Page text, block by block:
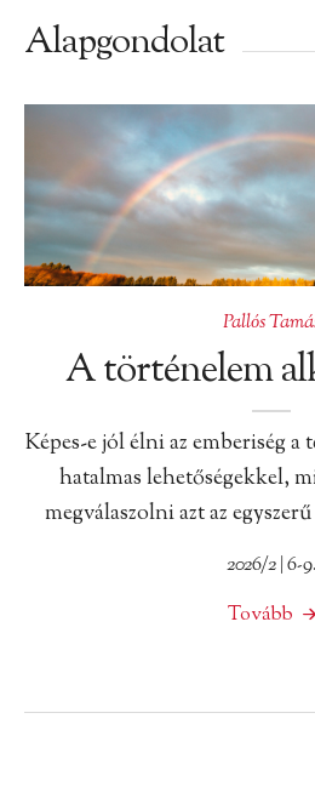
Alapgondolat
Pallós
A történelem
Képes-e jól élni az emberiség
hatalmas lehetőségekkel,
megválaszolni azt az
2026/2 | 6-9.
Tovább